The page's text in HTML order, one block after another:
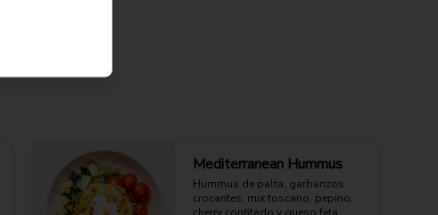
Mediterranean Hummus
Hummus de palta, garbanzos
crocantes, mix toscano, pepino,